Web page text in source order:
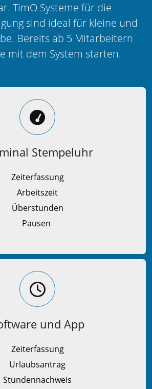
TimO Systeme für die
sind ideal für kleine und
Bereits ab 5 Mitarbeitern
mit dem System starten.
Stempeluhr
Zeiterfassung
Arbeitszeit
Überstunden
Pausen
und App
Zeiterfassung
Urlaubsantrag
Stundennachweis